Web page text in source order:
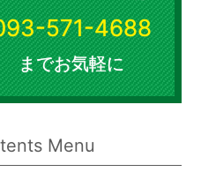
571-4688
までお気軽に
Menu